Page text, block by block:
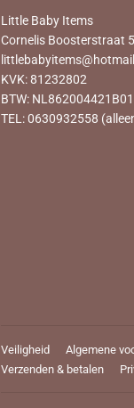
Little Baby Items
Cornelis Boosterstraat
KVK: 81232802
BTW: NL862004421B01
TEL: 0630932558
Veiligheid Algemene
Verzenden & betalen